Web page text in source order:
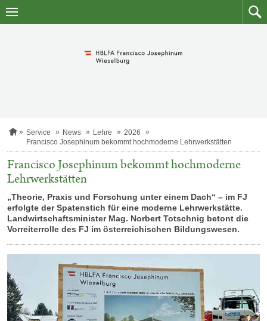
Zum
Zum
S
a
r
t
i
t
e
Service News Lehre
2026
Francisco Josephinum bekommt hochmoderne Lehrwerkstätten
Francisco Josephinum bekommt hochmoderne
Lehrwerkstätten
„Theorie, Praxis und Forschung unter einem Dach“ – im FJ
erfolgte der Spatenstich für eine moderne Lehrwerkstätte.
Landwirtschaftsminister Mag. Norbert Totschnig betont die
Vorreiterrolle des FJ im österreichischen Bildungswesen.